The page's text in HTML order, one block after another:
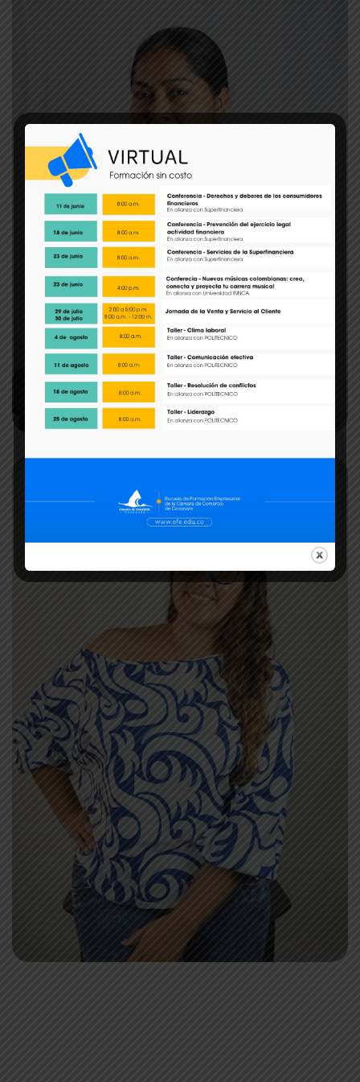
Angie Hernández
Profesional De Proyectos
Brigette Alarcón
Tec Administrativa